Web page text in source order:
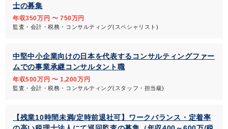
士の募集
年収350万円 〜 750万円
監査・会計・税務・コンサルティング(スペシャリスト)
中堅中小企業向けの日本を代表するコンサルティングファー
ムでの事業承継コンサルタント職
年収500万円 〜 1,200万円
監査・会計・税務・コンサルティング(スタッフ・担当級)
【残業10時間未満/定時前退社可】ワークバランス・定着率